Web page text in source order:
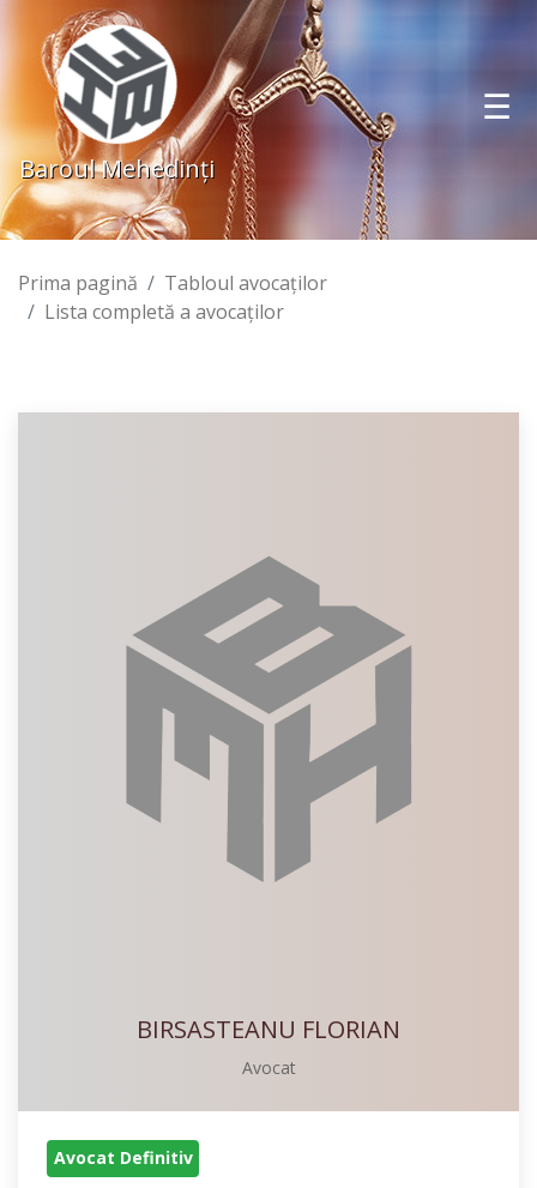
Baroul Mehedinţi
Prima pagină
Tabloul avocaţilor
Lista completă a avocaţilor
BIRSASTEANU FLORIAN
Avocat
Avocat Definitiv